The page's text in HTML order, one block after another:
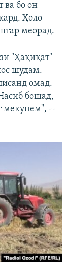
ва бо он
Ҳоло
меорад.
"Ҳақиқат"
шудам.
омад.
бошад,
мекунем", --